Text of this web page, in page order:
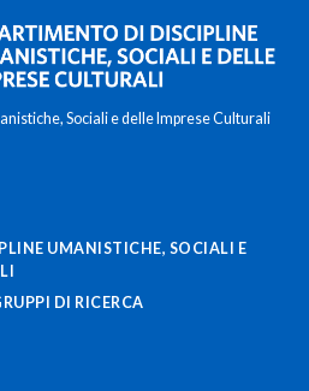
Sociali e delle Imprese Culturali
UMANISTICHE, SOCIALI E
DI RICERCA